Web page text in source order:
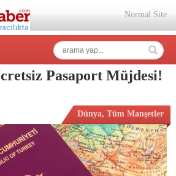
Normal Site
Pasaport Müjdesi!
Dünya, Tüm Manşetler